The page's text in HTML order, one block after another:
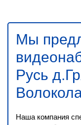
Мы
Русь
Наша компания